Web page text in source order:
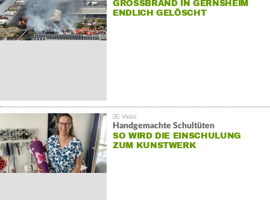
GROSSBRAND IN GERNSHEIM E
NDLICH GELÖSCHT
Handgemachte Schultüten
SO WIRD DIE EINSCHULUNG
ZUM KUNSTWERK